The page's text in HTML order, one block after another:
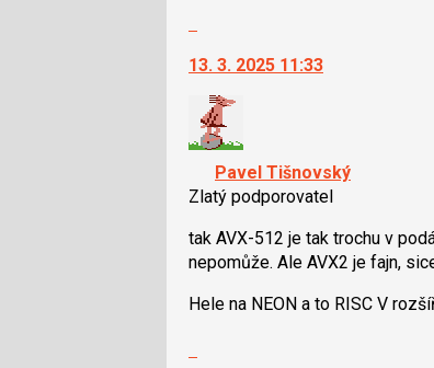
další
nový
K
navigaci
lze
použít
i
klávesy
pro
13. 3. 2025 11:33
Pavel Tišnovský
Zlatý podporovatel
tak AVX-512 je tak trochu v
nepomůže. Ale AVX2 je fajn,
Hele na NEON a to RISC V